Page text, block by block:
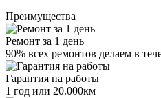
Преимущества
Ремонт за 1 день
90% всех ремонтов делаем в
Гарантия на работы
1 год или 20.000км